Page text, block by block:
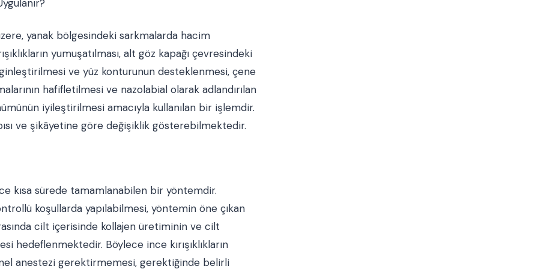
yanak bölgesindeki sarkmalarda hacim
yumuşatılması, alt göz kapağı çevresindeki
ve yüz konturunun desteklenmesi, çene
hafifletilmesi ve nazolabial olarak adlandırılan
iyileştirilmesi amacıyla kullanılan bir işlemdir.
ve şikâyetine göre değişiklik gösterebilmektedir.
kısa sürede tamamlanabilen bir yöntemdir.
koşullarda yapılabilmesi, yöntemin öne çıkan
cilt içerisinde kollajen üretiminin ve cilt
hedeflenmektedir. Böylece ince kırışıklıkların
anestezi gerektirmemesi, gerektiğinde belirli